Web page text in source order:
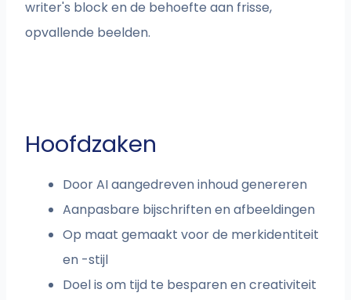
writer's block en de behoefte aan frisse,
opvallende beelden.
Hoofdzaken
Door AI aangedreven inhoud genereren
Aanpasbare bijschriften en afbeeldingen
Op maat gemaakt voor de merkidentiteit
en -stijl
Doel is om tijd te besparen en creativiteit